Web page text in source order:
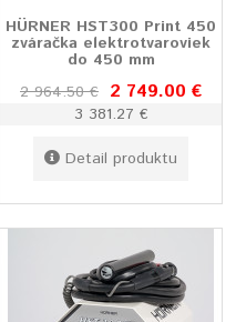
HÜRNER HST300 Print 450
zváračka elektrotvaroviek
do 450 mm
2 964.50 € 2 749.00 €
3 381.27 €
Detail produktu